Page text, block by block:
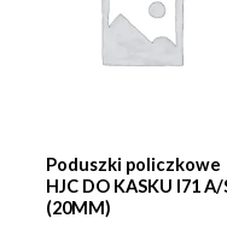
Poduszki policzkowe
HJC DO KASKU I71 A/
(20MM)